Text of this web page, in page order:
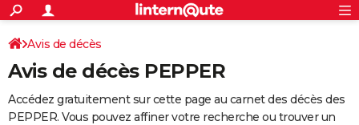
ACTUALITÉS
Politique
Société
Faits Divers
Education
Monde
Villes
+
SPORT
Coupe du monde 2026
Football
Tennis
Cyclisme
Rugby
Forum
Programme TV
TNT
Streaming
Cinéma
Sorties cinéma
Musique
+
FINANCE
Avis de décès
Avis de décès PEPPER
Accédez gratuitement sur cette page au carnet des décès des
PEPPER. Vous pouvez affiner votre recherche ou trouver un